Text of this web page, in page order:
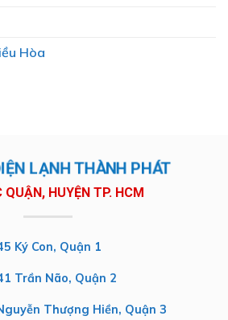
Hòa
LẠNH THÀNH PHÁT
QUẬN, HUYỆN TP. HCM
Ký Con, Quận 1
Trần Não, Quận 2
Thượng Hiền, Quận 3